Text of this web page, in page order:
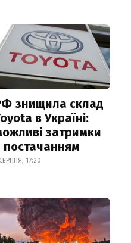
знищила склад
в Україні:
затримки
постачанням
17:20